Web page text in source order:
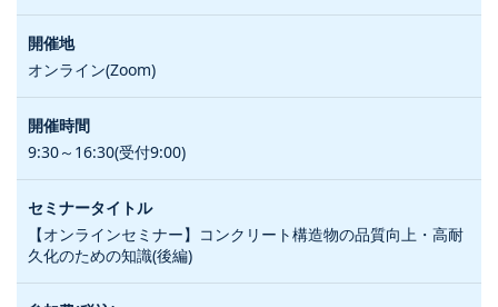
オンライン(Zoom)
9:30～16:30(受付9:00)
【オンラインセミナー】コンクリート構造物の品質向上・高耐
久化のための知識(後編)